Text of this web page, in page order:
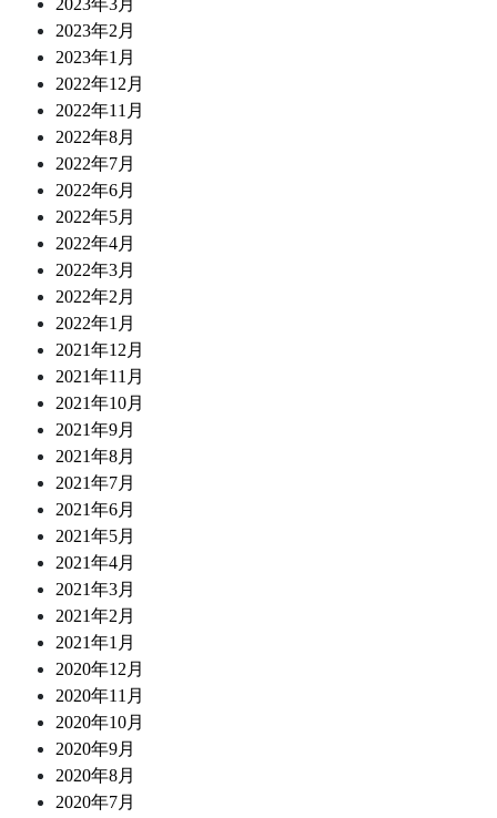
2023年3月
2023年2月
2023年1月
2022年12月
2022年11月
2022年8月
2022年7月
2022年6月
2022年5月
2022年4月
2022年3月
2022年2月
2022年1月
2021年12月
2021年11月
2021年10月
2021年9月
2021年8月
2021年7月
2021年6月
2021年5月
2021年4月
2021年3月
2021年2月
2021年1月
2020年12月
2020年11月
2020年10月
2020年9月
2020年8月
2020年7月